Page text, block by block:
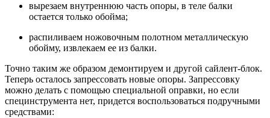
вырезаем внутреннюю часть опоры, в теле балки
остается только обойма;
распиливаем ножовочным полотном металлическую
обойму, извлекаем ее из балки.
Точно таким же образом демонтируем и другой сайлент-блок.
Теперь осталось запрессовать новые опоры. Запрессовку
можно делать с помощью специальной оправки, но если
специнструмента нет, придется воспользоваться подручными
средствами: